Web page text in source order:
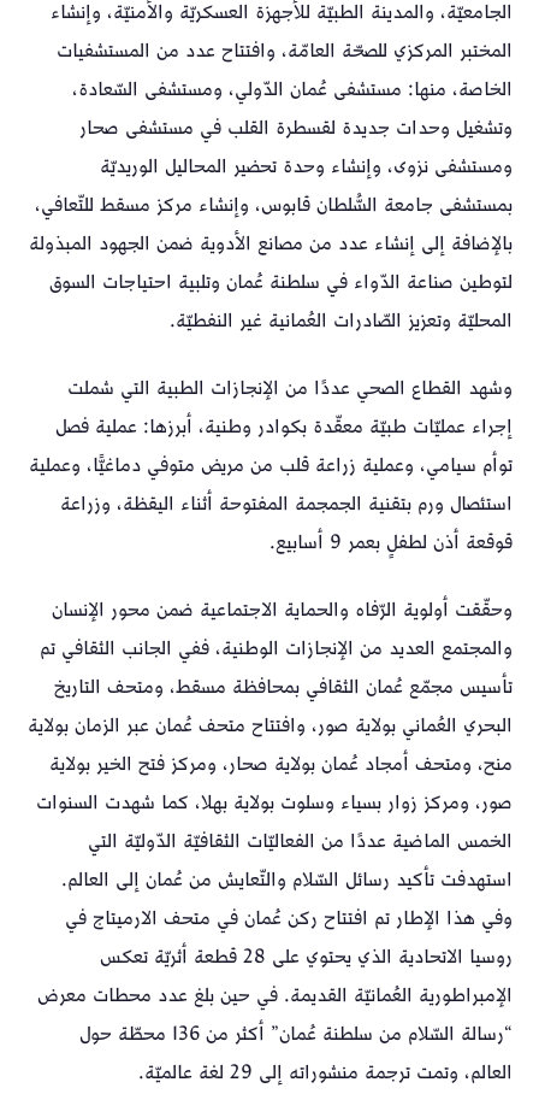
الجامعيّة، والمدينة الطبيّة للأجهزة العسكريّة والأمنيّة، وإنشاء
المختبر المركزي للصحّة العامّة، وافتتاح عدد من المستشفيات
الخاصة، منها: مستشفى عُمان الدّولي، ومستشفى السّعادة،
وتشغيل وحدات جديدة لقسطرة القلب في مستشفى صحار
ومستشفى نزوى، وإنشاء وحدة تحضير المحاليل الوريديّة
بمستشفى جامعة السُّلطان قابوس، وإنشاء مركز مسقط للتّعافي،
بالإضافة إلى إنشاء عدد من مصانع الأدوية ضمن الجهود المبذولة
لتوطين صناعة الدّواء في سلطنة عُمان وتلبية احتياجات السوق
المحليّة وتعزيز الصّادرات العُمانية غير النفطيّة.
وشهد القطاع الصحي عددًا من الإنجازات الطبية التي شملت
إجراء عمليّات طبيّة معقّدة بكوادر وطنية، أبرزها: عملية فصل
توأم سيامي، وعملية زراعة قلب من مريض متوفي دماغيًّا، وعملية
استئصال ورم بتقنية الجمجمة المفتوحة أثناء اليقظة، وزراعة
قوقعة أذن لطفلٍ بعمر 9 أسابيع.
وحقّقت أولوية الرّفاه والحماية الاجتماعية ضمن محور الإنسان
والمجتمع العديد من الإنجازات الوطنية، ففي الجانب الثقافي تم
تأسيس مجمّع عُمان الثقافي بمحافظة مسقط، ومتحف التاريخ
البحري العُماني بولاية صور، وافتتاح متحف عُمان عبر الزمان بولاية
منح، ومتحف أمجاد عُمان بولاية صحار، ومركز فتح الخير بولاية
صور، ومركز زوار بسياء وسلوت بولاية بهلا، كما شهدت السنوات
الخمس الماضية عددًا من الفعاليّات الثقافيّة الدّوليّة التي
استهدفت تأكيد رسائل السّلام والتّعايش من عُمان إلى العالم.
وفي هذا الإطار تم افتتاح ركن عُمان في متحف الارميتاج في
روسيا الاتحادية الذي يحتوي على 28 قطعة أثريّة تعكس
الإمبراطورية العُمانيّة القديمة. في حين بلغ عدد محطات معرض
“رسالة السّلام من سلطنة عُمان” أكثر من 136 محطّة حول
العالم، وتمت ترجمة منشوراته إلى 29 لغة عالميّة.